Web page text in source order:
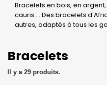
Bracelets en bois, en
cauris.... Des bracelets
autres, adaptés à tous les
Bracelets
Il y a 29 produits.